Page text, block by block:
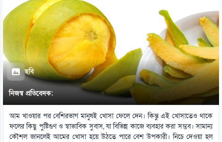
ছবি
নিজস্ব প্রতিবেদক:
আম খাওয়ার পর বেশিরভাগ মানুষই খোসা ফেলে দেন। কিন্তু এই খোসাতেও থাকে
ফলের কিছু পুষ্টিগুণ ও স্বাভাবিক সুবাস, যা বিভিন্ন কাজে ব্যবহার করা সম্ভব। সামান্য
কৌশল জানলেই আমের খোসা হয়ে উঠতে পারে বেশ উপকারী। নিচে দেওয়া হল